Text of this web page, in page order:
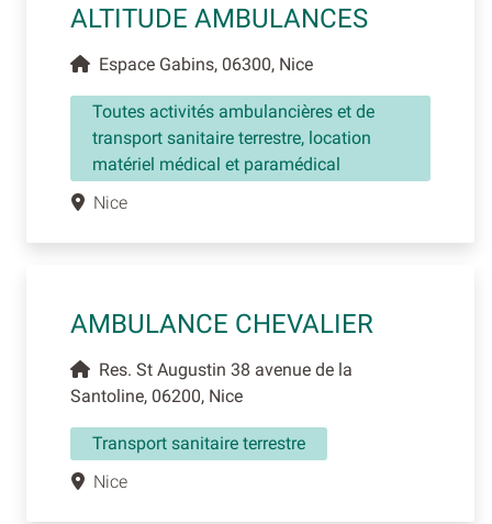
ALTITUDE AMBULANCES
Espace Gabins, 06300, Nice
Toutes activités ambulancières et de
transport sanitaire terrestre, location
matériel médical et paramédical
Nice
AMBULANCE CHEVALIER
Res. St Augustin 38 avenue de la
Santoline, 06200, Nice
Transport sanitaire terrestre
Nice